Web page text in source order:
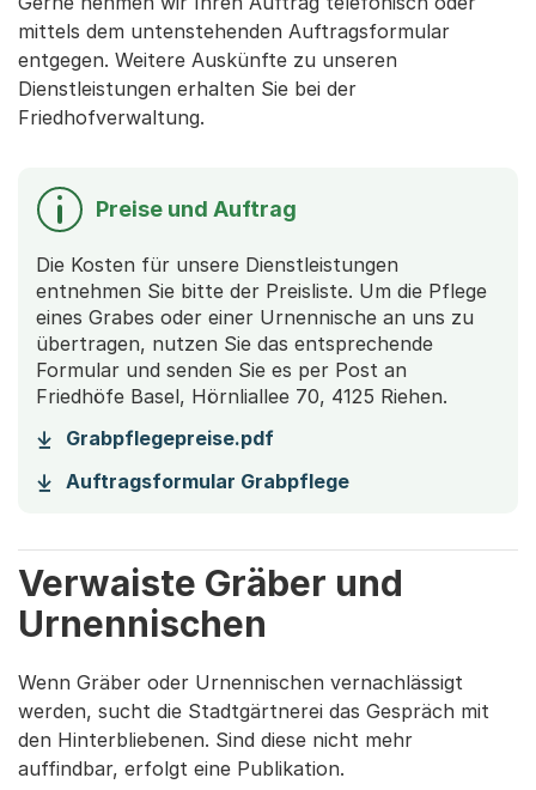
mittels dem untenstehenden Auftragsformular
entgegen. Weitere Auskünfte zu unseren
Dienstleistungen erhalten Sie bei der
Friedhofverwaltung.
Preise und Auftrag
Die Kosten für unsere Dienstleistungen
entnehmen Sie bitte der Preisliste. Um die Pflege
eines Grabes oder einer Urnennische an uns zu
übertragen, nutzen Sie das entsprechende
Formular und senden Sie es per Post an
Friedhöfe Basel, Hörnliallee 70, 4125 Riehen.
Grabpflegepreise.pdf(Startet einen Download)
Auftragsformular Grabpflege(Startet einen
Verwaiste Gräber und
Urnennischen
Wenn Gräber oder Urnennischen vernachlässigt
werden, sucht die Stadtgärtnerei das Gespräch mit
den Hinterbliebenen. Sind diese nicht mehr
auffindbar, erfolgt eine Publikation.